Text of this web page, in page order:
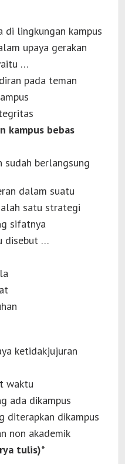
di lingkungan kampus
upaya gerakan
…
pada teman
kampus bebas
sudah berlangsung
dalam suatu
satu strategi
sifatnya
disebut …
ketidakjujuran
waktu
ada dikampus
diterapkan dikampus
non akademik
tulis)*